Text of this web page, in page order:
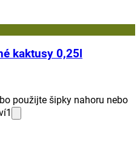
kaktusy 0,25l
použijte šipky nahoru nebo
1